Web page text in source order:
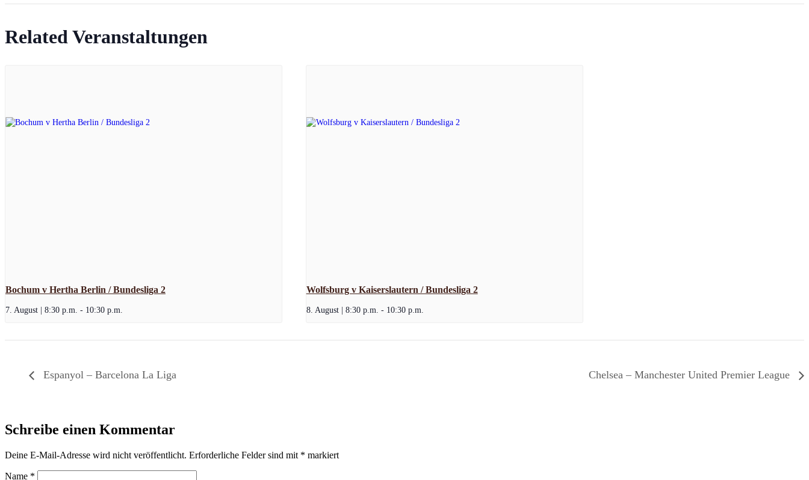
Related Veranstaltungen
Bochum v Hertha Berlin / Bundesliga 2
7. August | 8:30 p.m. - 10:30 p.m.
Wolfsburg v Kaiserslautern / Bundesliga 2
8. August | 8:30 p.m. - 10:30 p.m.
Espanyol – Barcelona La Liga Chelsea – Manchester United Premier League
Schreibe einen Kommentar
Deine E-Mail-Adresse wird nicht veröffentlicht. Erforderliche Felder sind mit * markiert
Name *